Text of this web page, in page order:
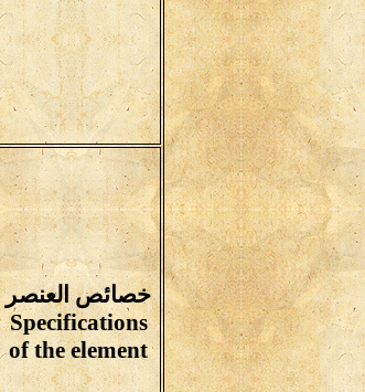
خصائص العنصر
Specifications
of the element